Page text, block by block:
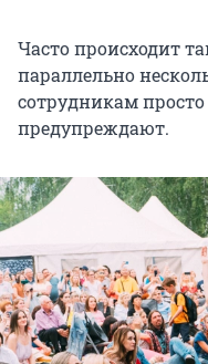
Часто происходит
параллельно
сотрудникам
предупреждают.